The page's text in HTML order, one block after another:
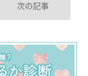
次の記事